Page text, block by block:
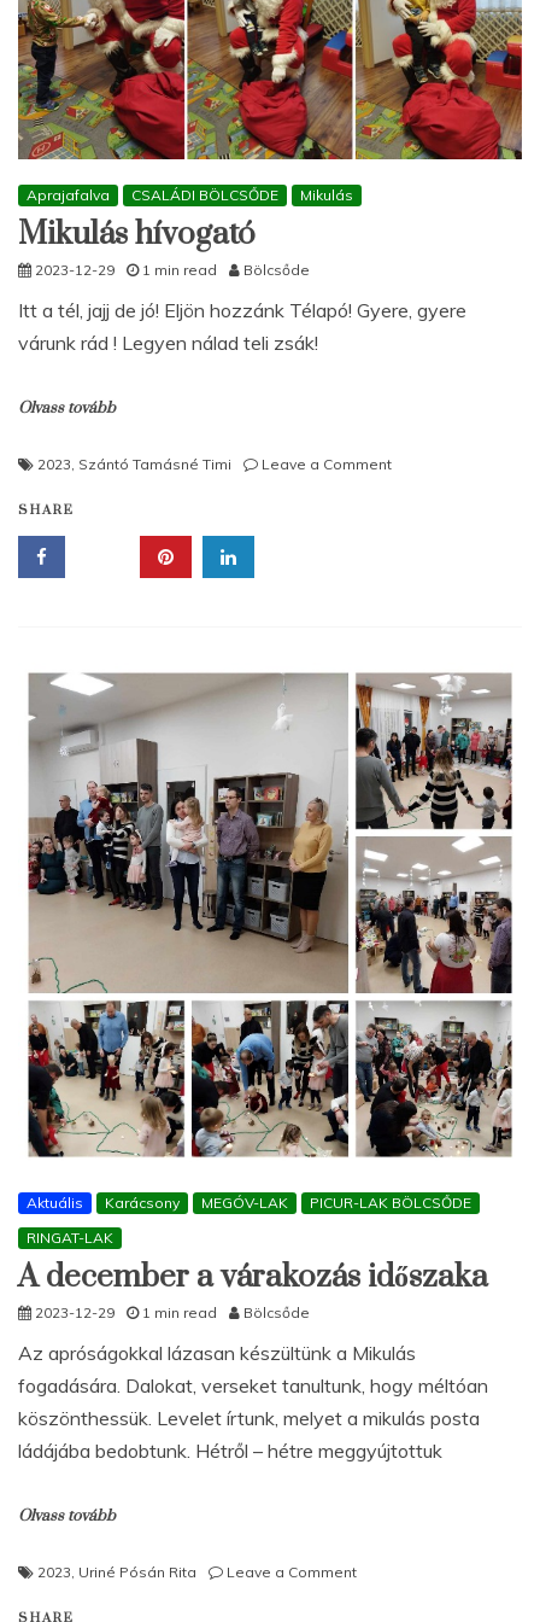
Aprajafalva CSALÁDI BÖLCSŐDE Mikulás
Mikulás hívogató
2023-12-29 1 min read Bölcsőde
Itt a tél, jajj de jó! Eljön hozzánk Télapó! Gyere, gyere
várunk rád ! Legyen nálad teli zsák!
Olvass tovább
2023, Szántó Tamásné Timi Leave a Commenton
SHARE
Aktuális Karácsony MEGÓV-LAK
PICUR-LAK BÖLCSŐDE
RINGAT-LAK
A december a várakozás időszaka
2023-12-29 1 min read Bölcsőde
Az apróságokkal lázasan készültünk a Mikulás
fogadására. Dalokat, verseket tanultunk, hogy méltóan
köszönthessük. Levelet írtunk, melyet a mikulás posta
ládájába bedobtunk. Hétről – hétre meggyújtottuk
Olvass tovább
2023, Uriné Pósán Rita Leave a Commenton
SHARE